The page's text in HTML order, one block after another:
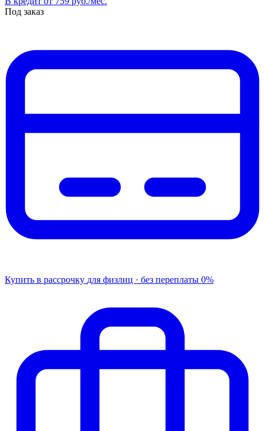
Под заказ
Купить в рассрочку для физлиц · без переплаты 0%